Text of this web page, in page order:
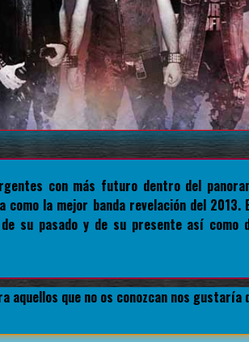
con más futuro dentro del
como la mejor banda revelación del
su pasado y de su presente así como
aquellos que no os conozcan nos gustaría